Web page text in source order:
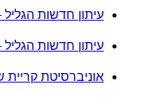
עיתון חדשות הגליל
עיתון חדשות הגליל
אוניברסיטת